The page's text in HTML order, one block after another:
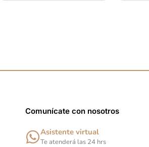
Comunícate con nosotros
Asistente virtual
Te atenderá las 24 hrs